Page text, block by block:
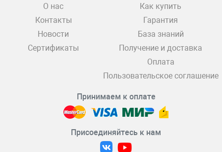
О нас
Контакты
Новости
Сертификаты
Как купить
Гарантия
База знаний
Получение и доставка
Оплата
Пользовательское соглашение
Принимаем к оплате
Присоединяйтесь к нам